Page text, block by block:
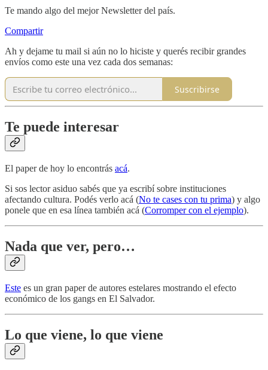
Te mando algo del mejor Newsletter del país.
Compartir
Ah y dejame tu mail si aún no lo hiciste y querés recibir grandes
envíos como este una vez cada dos semanas:
Suscribirse
Te puede interesar
El paper de hoy lo encontrás acá.
Si sos lector asiduo sabés que ya escribí sobre instituciones
afectando cultura. Podés verlo acá (No te cases con tu prima) y algo
ponele que en esa línea también acá (Corromper con el ejemplo).
Nada que ver, pero…
Este es un gran paper de autores estelares mostrando el efecto
económico de los gangs en El Salvador.
Lo que viene, lo que viene